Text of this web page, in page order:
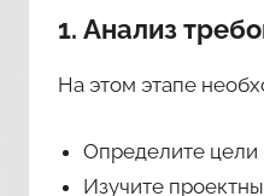
1. Анализ
На этом этапе
Определите цели
Изучите